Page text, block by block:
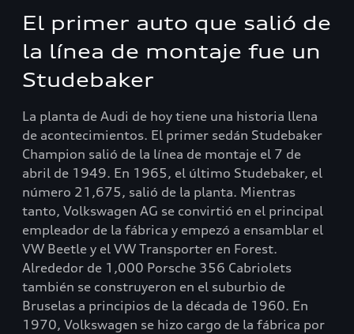
El primer auto que salió de
la línea de montaje fue un
Studebaker
La planta de Audi de hoy tiene una historia llena
de acontecimientos. El primer sedán Studebaker
Champion salió de la línea de montaje el 7 de
abril de 1949. En 1965, el último Studebaker, el
número 21,675, salió de la planta. Mientras
tanto, Volkswagen AG se convirtió en el principal
empleador de la fábrica y empezó a ensamblar el
VW Beetle y el VW Transporter en Forest.
Alrededor de 1,000 Porsche 356 Cabriolets
también se construyeron en el suburbio de
Bruselas a principios de la década de 1960. En
1970, Volkswagen se hizo cargo de la fábrica por